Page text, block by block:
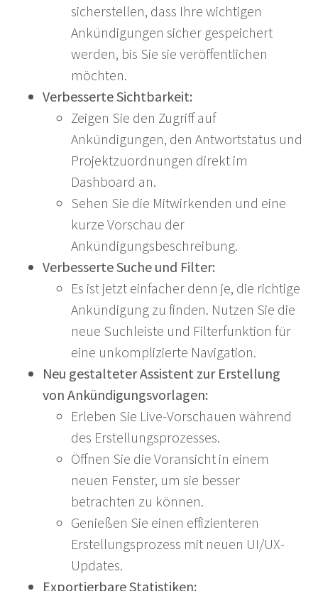
sicherstellen, dass Ihre wichtigen
Ankündigungen sicher gespeichert
werden, bis Sie sie veröffentlichen
möchten.
Verbesserte Sichtbarkeit:
Zeigen Sie den Zugriff auf
Ankündigungen, den Antwortstatus und
Projektzuordnungen direkt im
Dashboard an.
Sehen Sie die Mitwirkenden und eine
kurze Vorschau der
Ankündigungsbeschreibung.
Verbesserte Suche und Filter:
Es ist jetzt einfacher denn je, die richtige
Ankündigung zu finden. Nutzen Sie die
neue Suchleiste und Filterfunktion für
eine unkomplizierte Navigation.
Neu gestalteter Assistent zur Erstellung
von Ankündigungsvorlagen:
Erleben Sie Live-Vorschauen während
des Erstellungsprozesses.
Öffnen Sie die Voransicht in einem
neuen Fenster, um sie besser
betrachten zu können.
Genießen Sie einen effizienteren
Erstellungsprozess mit neuen UI/UX-
Updates.
Exportierbare Statistiken: